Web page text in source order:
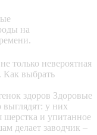
на
только невероятная
Как выбрать
здоров Здоровые
у них
шерстка и упитанное
делает заводчик –